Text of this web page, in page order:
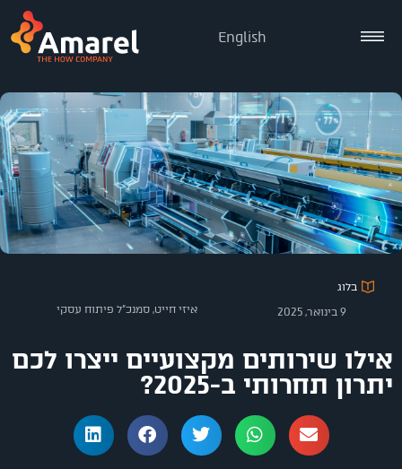
English
בלוג
9 בינואר, 2025
איזי חייט, סמנכ"ל פיתוח עסקי
אילו שירותים מקצועיים ייצרו לכם
יתרון תחרותי ב-2025?